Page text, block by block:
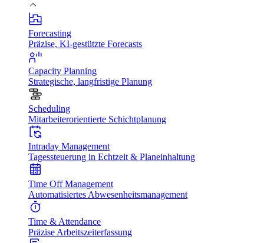
Forecasting
Präzise, KI-gestützte Forecasts
Capacity Planning
Strategische, langfristige Planung
Scheduling
Mitarbeiterorientierte Schichtplanung
Intraday Management
Tagessteuerung in Echtzeit & Planeinhaltung
Time Off Management
Automatisiertes Abwesenheitsmanagement
Time & Attendance
Präzise Arbeitszeiterfassung